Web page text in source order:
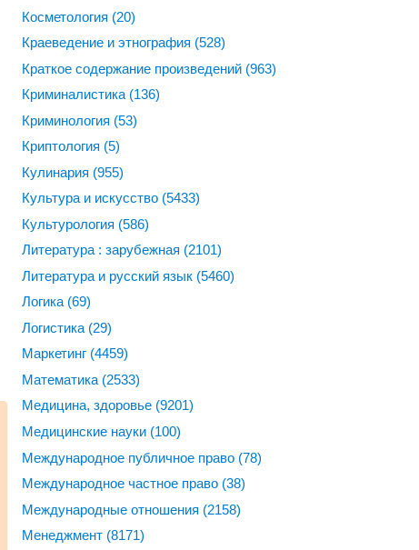
Косметология (20)
Краеведение и этнография (528)
Краткое содержание произведений (963)
Криминалистика (136)
Криминология (53)
Криптология (5)
Кулинария (955)
Культура и искусство (5433)
Культурология (586)
Литература : зарубежная (2101)
Литература и русский язык (5460)
Логика (69)
Логистика (29)
Маркетинг (4459)
Математика (2533)
Медицина, здоровье (9201)
Медицинские науки (100)
Международное публичное право (78)
Международное частное право (38)
Международные отношения (2158)
Менеджмент (8171)